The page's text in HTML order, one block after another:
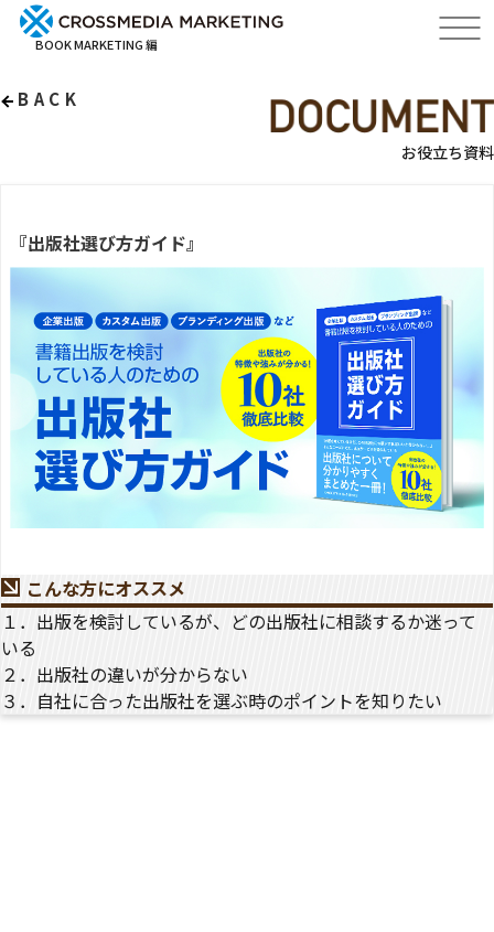
BOOK MARKETING 編
BACK
お役立ち資料
『出版社選び方ガイド』
こんな方にオススメ
１．出版を検討しているが、どの出版社に相談するか迷って
いる
２．出版社の違いが分からない
３．自社に合った出版社を選ぶ時のポイントを知りたい